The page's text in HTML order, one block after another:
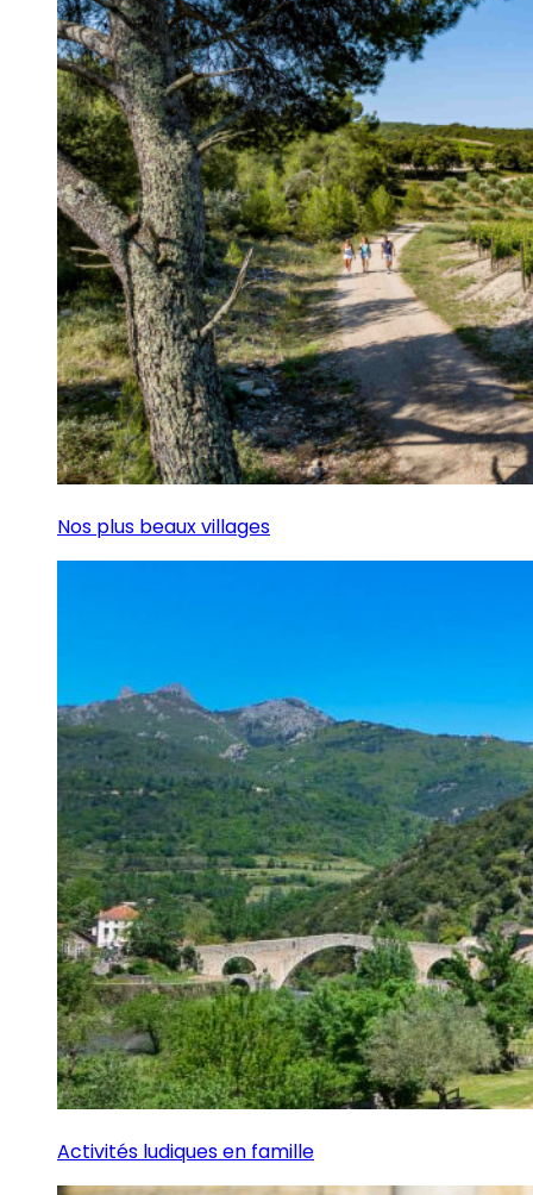
Nos plus beaux villages
Activités ludiques en famille